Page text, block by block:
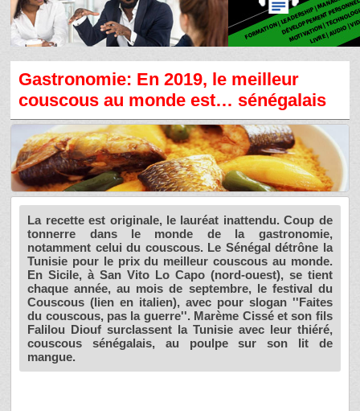
Gastronomie: En 2019, le meilleur
couscous au monde est… sénégalais
La recette est originale, le lauréat inattendu. Coup de
tonnerre dans le monde de la gastronomie,
notamment celui du couscous. Le Sénégal détrône la
Tunisie pour le prix du meilleur couscous au monde.
En Sicile, à San Vito Lo Capo (nord-ouest), se tient
chaque année, au mois de septembre, le festival du
Couscous (lien en italien), avec pour slogan ''Faites
du couscous, pas la guerre''. Marème Cissé et son fils
Falilou Diouf surclassent la Tunisie avec leur thiéré,
couscous sénégalais, au poulpe sur son lit de
mangue.